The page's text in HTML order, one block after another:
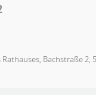
Bachstraße 2,